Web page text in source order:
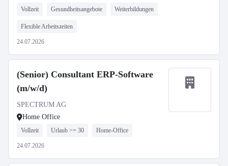
Vollzeit Gesundheitsangebote Weiterbildungen
Flexible Arbeitszeiten
24.07.2026
(Senior) Consultant ERP-Software
(m/w/d)
SPECTRUM AG
Home Office
Vollzeit Urlaub >= 30 Home-Office
24.07.2026